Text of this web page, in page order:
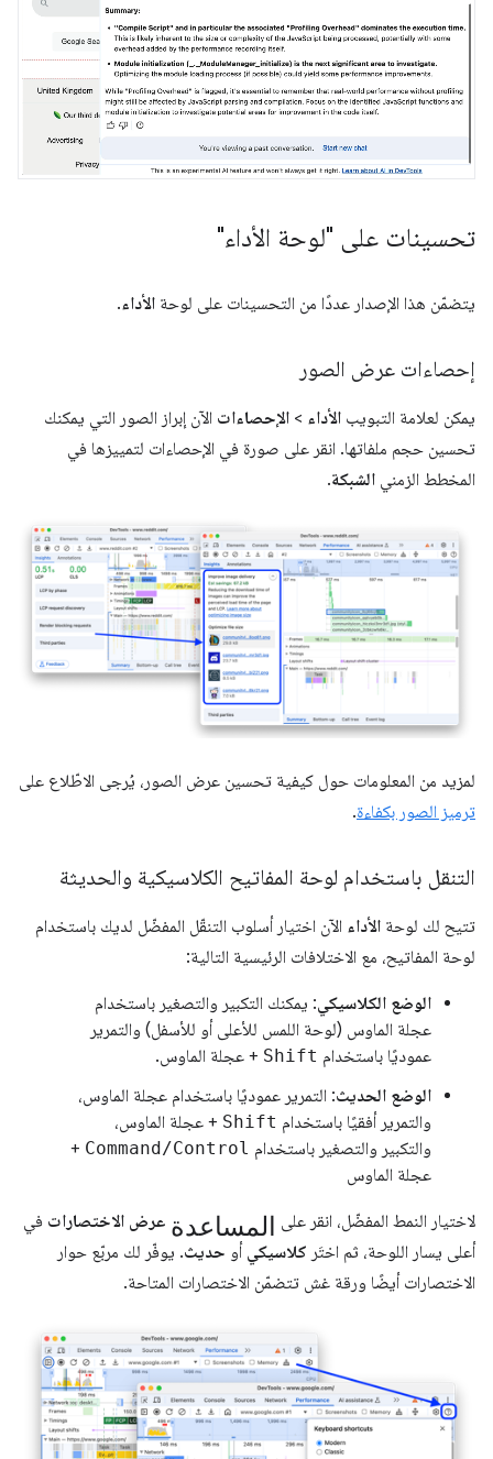
تحسينات على "لوحة الأداء"
يتضمّن هذا الإصدار عددًا من التحسينات على لوحة الأداء.
إحصاءات عرض الصور
يمكن لعلامة التبويب الأداء > الإحصاءات الآن إبراز الصور التي يمكنك
تحسين حجم ملفاتها. انقر على صورة في الإحصاءات لتمييزها في
المخطط الزمني الشبكة.
لمزيد من المعلومات حول كيفية تحسين عرض الصور، يُرجى الاطّلاع على
ترميز الصور بكفاءة.
التنقل باستخدام لوحة المفاتيح الكلاسيكية والحديثة
تتيح لك لوحة الأداء الآن اختيار أسلوب التنقّل المفضّل لديك باستخدام
لوحة المفاتيح، مع الاختلافات الرئيسية التالية:
الوضع الكلاسيكي: يمكنك التكبير والتصغير باستخدام
عجلة الماوس (لوحة اللمس للأعلى أو للأسفل) والتمرير
عموديًا باستخدام Shift + عجلة الماوس.
الوضع الحديث: التمرير عموديًا باستخدام عجلة الماوس،
والتمرير أفقيًا باستخدام Shift + عجلة الماوس،
والتكبير والتصغير باستخدام Command/Control
+
عجلة الماوس
لاختيار النمط المفضّل، انقر على المساعدة عرض الاختصارات في
أعلى يسار اللوحة، ثم اختَر كلاسيكي أو حديث. يوفّر لك مربّع حوار
الاختصارات أيضًا ورقة غش تتضمّن الاختصارات المتاحة.